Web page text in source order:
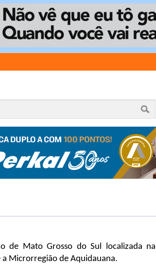
de Mato Grosso do Sul localizada na
a Microrregião de Aquidauana.